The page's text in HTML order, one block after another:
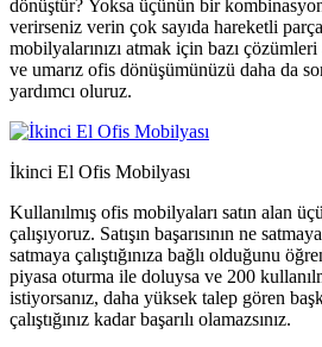
dönüştür? Yoksa üçünün bir
verirseniz verin çok sayıda hareketli
mobilyalarınızı atmak için bazı
ve umarız ofis dönüşümünüzü daha da
yardımcı oluruz.
İkinci El Ofis Mobilyası
Kullanılmış ofis mobilyaları satın alan
çalışıyoruz. Satışın başarısının ne
satmaya çalıştığınıza bağlı olduğunu
piyasa oturma ile doluysa ve 200
istiyorsanız, daha yüksek talep gören
çalıştığınız kadar başarılı olamazsınız.